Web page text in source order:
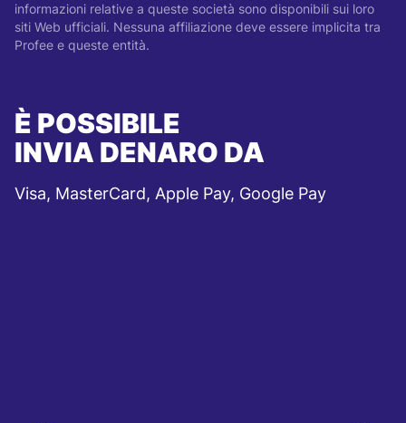
informazioni relative a queste società sono disponibili sui loro
siti Web ufficiali. Nessuna affiliazione deve essere implicita tra
Profee e queste entità.
È POSSIBILE
INVIA DENARO DA
Visa, MasterCard, Apple Pay, Google Pay